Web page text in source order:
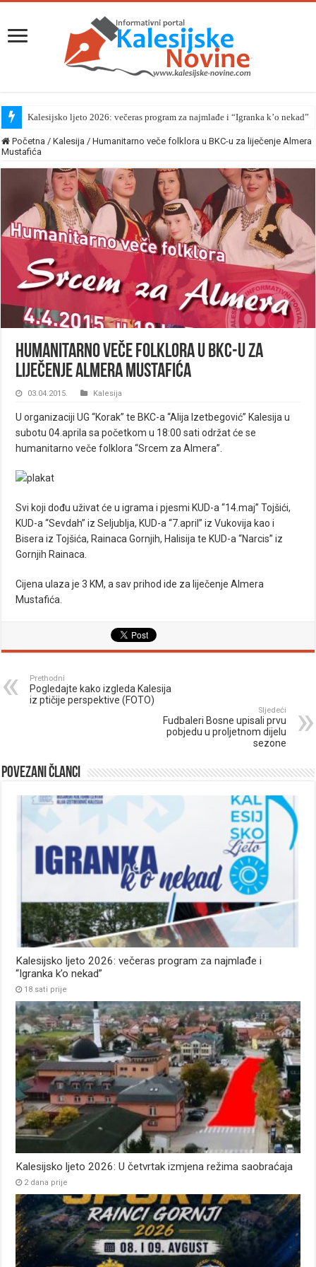
Kalesijsko ljeto 2026: večeras program za najmlađe i “Igranka k’o nekad”
Početna / Kalesija / Humanitarno veče folklora u BKC-u za liječenje Almera
Mustafića
Humanitarno veče folklora u BKC-u za
liječenje Almera Mustafića
03.04.2015. Kalesija
U organizaciji UG “Korak” te BKC-a “Alija Izetbegović” Kalesija u
subotu 04.aprila sa početkom u 18:00 sati održat će se
humanitarno veče folklora “Srcem za Almera”.
Svi koji dođu uživat će u igrama i pjesmi KUD-a “14.maj” Tojšići,
KUD-a “Sevdah” iz Seljublja, KUD-a “7.april” iz Vukovija kao i
Bisera iz Tojšića, Rainaca Gornjih, Halisija te KUD-a “Narcis” iz
Gornjih Rainaca.
Cijena ulaza je 3 KM, a sav prihod ide za liječenjeAlmera
Mustafića.
Prethodni
Pogledajte kako izgleda Kalesija
iz ptičije perspektive (FOTO)
Sljedeći
Fudbaleri Bosne upisali prvu
pobjedu u proljetnom dijelu
sezone
Povezani članci
Kalesijsko ljeto 2026: večeras program za najmlađe i
“Igranka k’o nekad”
18 sati prije
Kalesijsko ljeto 2026: U četvrtak izmjena režima saobraćaja
2 dana prije